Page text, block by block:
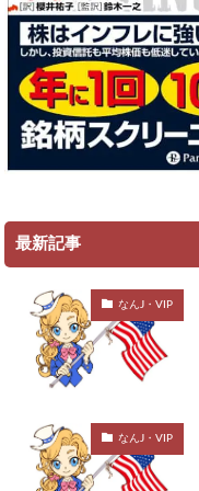
最新記事
なんJ・VIP
なんJ・VIP